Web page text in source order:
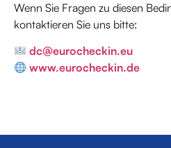
Wenn Sie Fragen zu diesen
kontaktieren Sie uns bitte:
dc@eurocheckin.eu
www.eurocheckin.de